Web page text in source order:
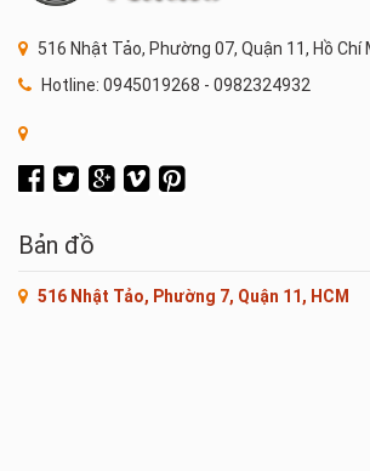
516 Nhật Tảo, Phường 07, Quận 11, Hồ Chí
Hotline: 0945019268 - 0982324932
Bản đồ
516 Nhật Tảo, Phường 7, Quận 11, HCM